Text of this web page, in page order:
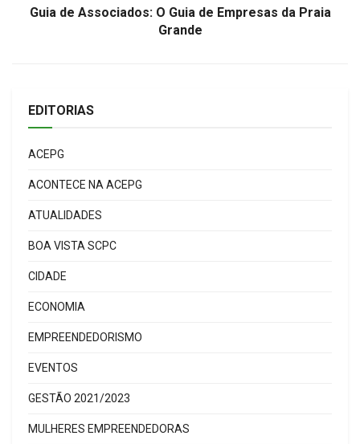
Guia de Associados: O Guia de Empresas da Praia
Grande
EDITORIAS
ACEPG
ACONTECE NA ACEPG
ATUALIDADES
BOA VISTA SCPC
CIDADE
ECONOMIA
EMPREENDEDORISMO
EVENTOS
GESTÃO 2021/2023
MULHERES EMPREENDEDORAS